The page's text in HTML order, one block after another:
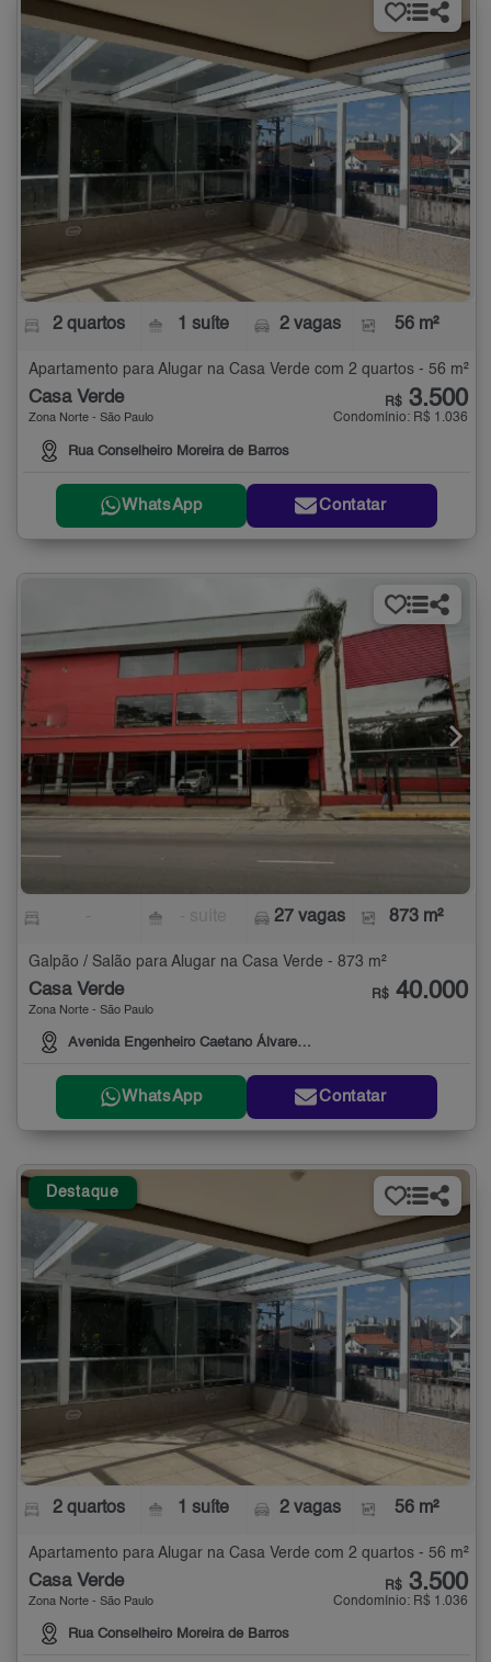
2 quartos 1 suíte 2 vagas 56 m²
Apartamento para Alugar na Casa Verde com 2 quartos - 56 m²
Casa Verde
Zona Norte - São Paulo
Rua Conselheiro Moreira de Barros
R$ 3.500
Condomínio: R$ 1.036
WhatsApp Contatar
27 vagas 873 m²
Galpão / Salão para Alugar na Casa Verde - 873 m²
Casa Verde
Zona Norte - São Paulo
Avenida Engenheiro Caetano Álvares, 3999
R$ 40.000
WhatsApp Contatar
Destaque
2 quartos 1 suíte 2 vagas 56 m²
Apartamento para Alugar na Casa Verde com 2 quartos - 56 m²
Casa Verde
Zona Norte - São Paulo
Rua Conselheiro Moreira de Barros
R$ 3.500
Condomínio: R$ 1.036